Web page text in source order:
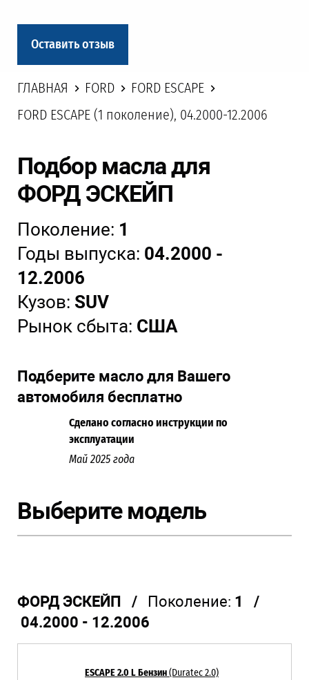
Оставить отзыв
ГЛАВНАЯ FORD
FORD ESCAPE
FORD ESCAPE (1 поколение), 04.2000-12.2006
Подбор масла для
ФОРД ЭСКЕЙП
Поколение: 1
Годы выпуска: 04.2000 -
12.2006
Кузов: SUV
Рынок сбыта: США
Подберите масло для Вашего
автомобиля бесплатно
Сделано согласно инструкции по
эксплуатации
Май 2025 года
Выберите модель
ФОРД ЭСКЕЙП / Поколение: 1 /
04.2000 - 12.2006
ESCAPE 2.0 L Бензин(Duratec 2.0)